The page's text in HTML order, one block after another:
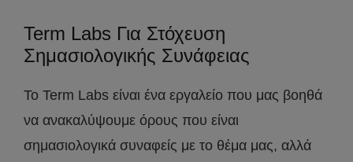
Term Labs Για Στόχευση
Σημασιολογικής Συνάφειας
Το Term Labs είναι ένα εργαλείο που μας βοηθά
να ανακαλύψουμε όρους που είναι
σημασιολογικά συναφείς με το θέμα μας, αλλά